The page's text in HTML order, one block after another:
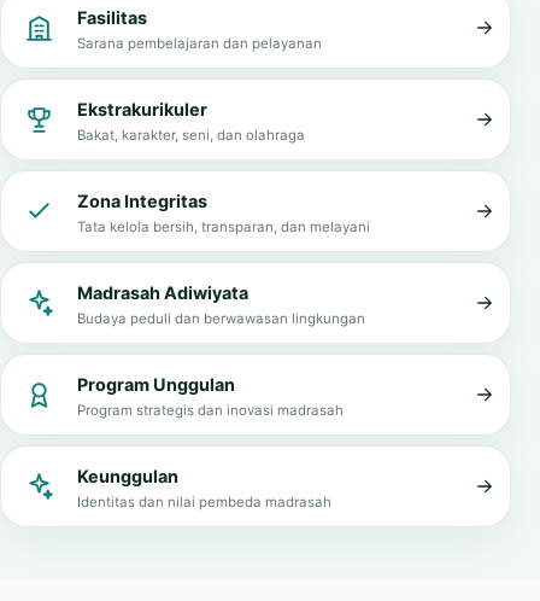
Fasilitas
Sarana pembelajaran dan pelayanan
Ekstrakurikuler
Bakat, karakter, seni, dan olahraga
Zona Integritas
Tata kelola bersih, transparan, dan melayani
Madrasah Adiwiyata
Budaya peduli dan berwawasan lingkungan
Program Unggulan
Program strategis dan inovasi madrasah
Keunggulan
Identitas dan nilai pembeda madrasah